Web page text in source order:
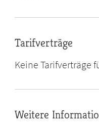
Tarifverträge
Keine Tarifverträge
Weitere